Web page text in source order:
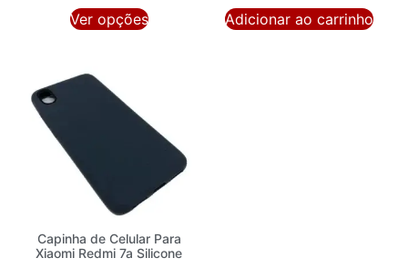
Ver opções
Adicionar ao carrinho
Capinha de Celular Para
Xiaomi Redmi 7a Silicone